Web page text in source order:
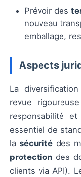
Prévoir des
nouveau
emballage,
Aspects
La
revue
responsabilité
essentiel de
lasécurité des
protection des
clients via API).